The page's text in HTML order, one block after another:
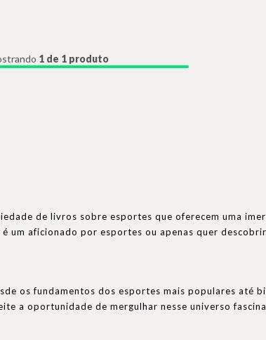
1 de 1 produto
de livros sobre esportes que oferecem uma
um aficionado por esportes ou apenas quer
os fundamentos dos esportes mais populares até
a oportunidade de mergulhar nesse universo